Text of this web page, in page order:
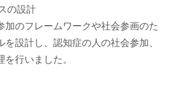
の設計
加のフレームワークや社会参画のた
を設計し、認知症の人の社会参加、
行いました。